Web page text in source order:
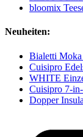
bloomix
Neuheiten:
Bialetti
Cuisipro
WHITE
Cuisipro 7-
Dopper